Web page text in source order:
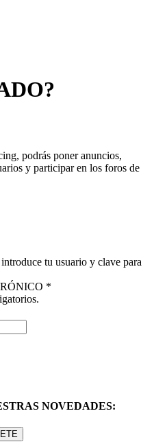
podrás poner anuncios,
y participar en los foros de
tu usuario y clave para
*
NOVEDADES: